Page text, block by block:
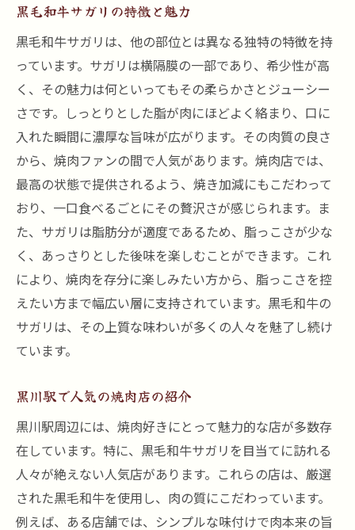
焼肉をより楽しむための調味料
焼肉と相性抜群のサイドメニュー
黒川駅周辺のアクセス情報
焼肉体験を豊かにするサービス紹介
濃厚な味わいを堪能黒毛和牛サガリの焼肉
サガリの熟成方法とその効果
焼肉におけるサガリの特別な役割
黒毛和牛と他の牛肉の違い
焼肉をさらに楽しむためのテクニック
黒川駅周辺の隠れた焼肉の名店
焼肉を通して味わう季節の食材
黒川駅周辺での特別な焼肉体験サガリ編
サガリを引き立てるドリンクペアリング
地域限定の焼肉イベント情報
地元ならではの焼肉の楽しみ方
焼肉デートにぴったりのスポット
しっとり脂の甘み黒毛和牛サガリの魅力
黒毛和牛サガリの特徴と魅力
黒毛和牛サガリは、他の部位とは異なる独特の特徴を持
っています。サガリは横隔膜の一部であり、希少性が高
く、その魅力は何といってもその柔らかさとジューシー
さです。しっとりとした脂が肉にほどよく絡まり、口に
入れた瞬間に濃厚な旨味が広がります。その肉質の良さ
から、焼肉ファンの間で人気があります。焼肉店では、
最高の状態で提供されるよう、焼き加減にもこだわって
おり、一口食べるごとにその贅沢さが感じられます。ま
た、サガリは脂肪分が適度であるため、脂っこさが少な
く、あっさりとした後味を楽しむことができます。これ
により、焼肉を存分に楽しみたい方から、脂っこさを控
えたい方まで幅広い層に支持されています。黒毛和牛の
サガリは、その上質な味わいが多くの人々を魅了し続け
ています。
黒川駅で人気の焼肉店の紹介
黒川駅周辺には、焼肉好きにとって魅力的な店が多数存
在しています。特に、黒毛和牛サガリを目当てに訪れる
人々が絶えない人気店があります。これらの店は、厳選
された黒毛和牛を使用し、肉の質にこだわっています。
例えば、ある店舗では、シンプルな味付けで肉本来の旨